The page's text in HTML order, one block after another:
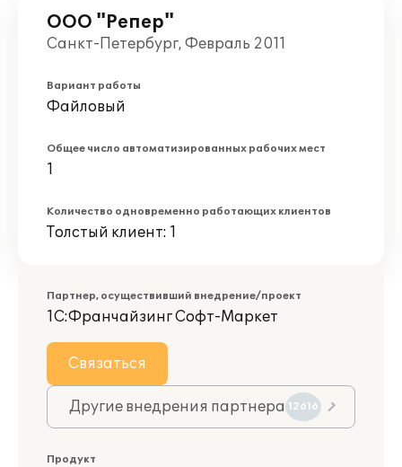
ООО "Репер"
Санкт-Петербург, Февраль 2011
Вариант работы
Файловый
Общее число автоматизированных рабочих мест
1
Количество одновременно работающих клиентов
Толстый клиент: 1
Партнер, осуществивший внедрение/проект
1С:Франчайзинг Софт-Маркет
Связаться
Другие внедрения партнера 12616
Продукт